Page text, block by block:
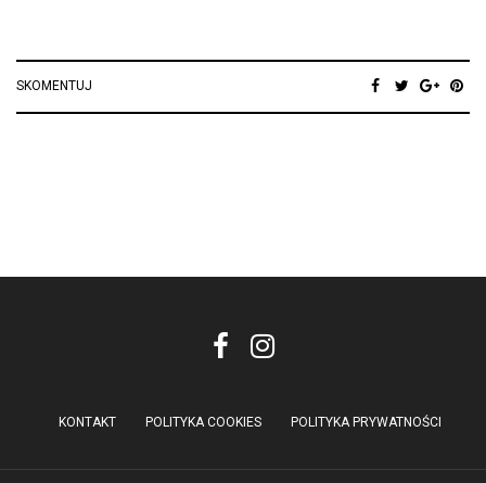
SKOMENTUJ
KONTAKT POLITYKA COOKIES POLITYKA PRYWATNOŚCI